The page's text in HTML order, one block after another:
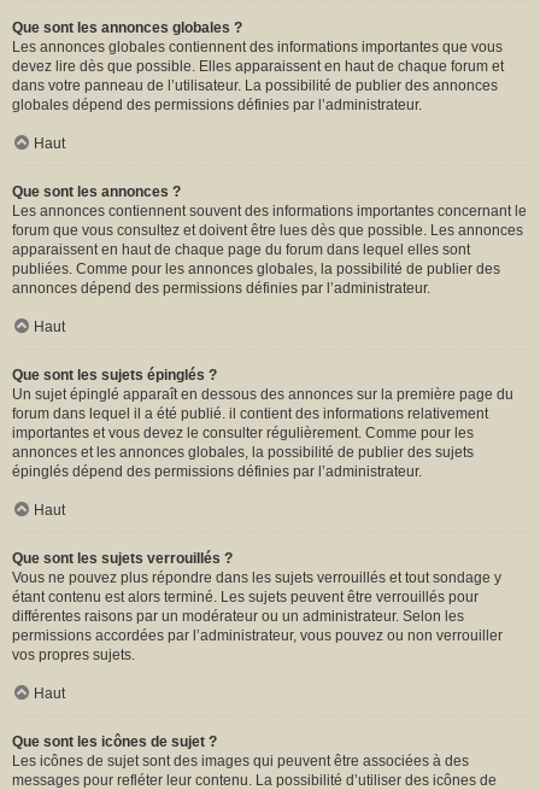
Que sont les annonces globales ?
Les annonces globales contiennent des informations importantes que vous
devez lire dès que possible. Elles apparaissent en haut de chaque forum et
dans votre panneau de l’utilisateur. La possibilité de publier des annonces
globales dépend des permissions définies par l’administrateur.
Haut
Que sont les annonces ?
Les annonces contiennent souvent des informations importantes concernant le
forum que vous consultez et doivent être lues dès que possible. Les annonces
apparaissent en haut de chaque page du forum dans lequel elles sont
publiées. Comme pour les annonces globales, la possibilité de publier des
annonces dépend des permissions définies par l’administrateur.
Haut
Que sont les sujets épinglés ?
Un sujet épinglé apparaît en dessous des annonces sur la première page du
forum dans lequel il a été publié. il contient des informations relativement
importantes et vous devez le consulter régulièrement. Comme pour les
annonces et les annonces globales, la possibilité de publier des sujets
épinglés dépend des permissions définies par l’administrateur.
Haut
Que sont les sujets verrouillés ?
Vous ne pouvez plus répondre dans les sujets verrouillés et tout sondage y
étant contenu est alors terminé. Les sujets peuvent être verrouillés pour
différentes raisons par un modérateur ou un administrateur. Selon les
permissions accordées par l’administrateur, vous pouvez ou non verrouiller
vos propres sujets.
Haut
Que sont les icônes de sujet ?
Les icônes de sujet sont des images qui peuvent être associées à des
messages pour refléter leur contenu. La possibilité d’utiliser des icônes de